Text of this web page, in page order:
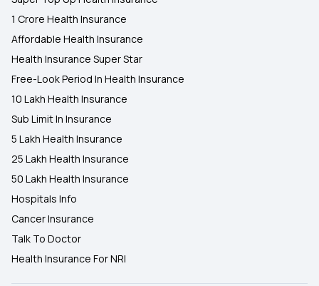
1 Crore Health Insurance
Affordable Health Insurance
Health Insurance Super Star
Free-Look Period In Health Insurance
10 Lakh Health Insurance
Sub Limit In Insurance
5 Lakh Health Insurance
25 Lakh Health Insurance
50 Lakh Health Insurance
Hospitals Info
Cancer Insurance
Talk To Doctor
Health Insurance For NRI